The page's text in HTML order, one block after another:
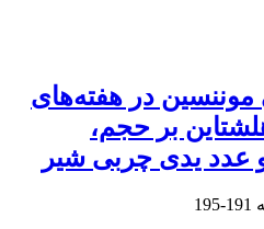
در هفته‌های
بر ‌حجم،
عدد یدی چربی شیر
191-195